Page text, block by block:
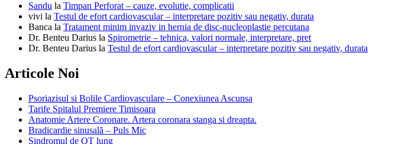
Sandu la Timpan Perforat – cauze, evolutie, complicatii
vivi la Testul de efort cardiovascular – interpretare pozitiv sau negativ, durata
Banca la Tratament minim invaziv in hernia de disc-nucleoplastie percutana
Dr. Benteu Darius la Spirometrie – tehnica, valori normale, interpretare, pret
Dr. Benteu Darius la Testul de efort cardiovascular – interpretare pozitiv sau negativ, durata
Articole Noi
Psoriazisul si Bolile Cardiovasculare – Conexiunea Ascunsa
Tarife Spitalul Premiere Timisoara
Anatomie Artere Coronare. Artera coronara stanga si dreapta.
Bradicardie sinusală – Puls Mic
Sindromul de QT lung